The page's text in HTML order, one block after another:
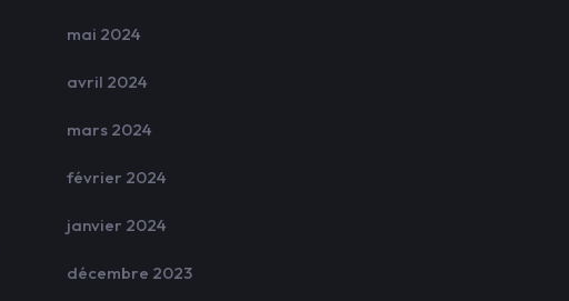
mai 2024
avril 2024
mars 2024
février 2024
janvier 2024
décembre 2023